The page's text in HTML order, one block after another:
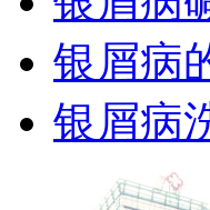
银屑病
银屑病